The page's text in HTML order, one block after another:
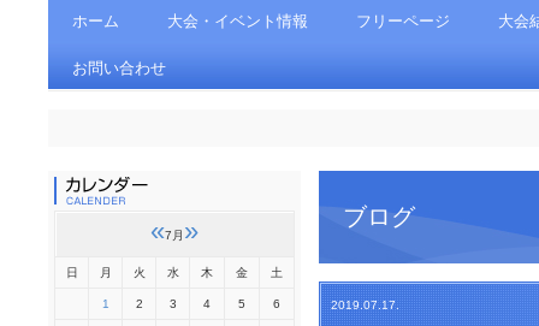
ホーム 大会・イベント情報 フリーページ 大会
お問い合わせ
ブログ
2019.07.17.
«7月 »
日 月 火 水 木 金 土
1 2 3 4 5 6